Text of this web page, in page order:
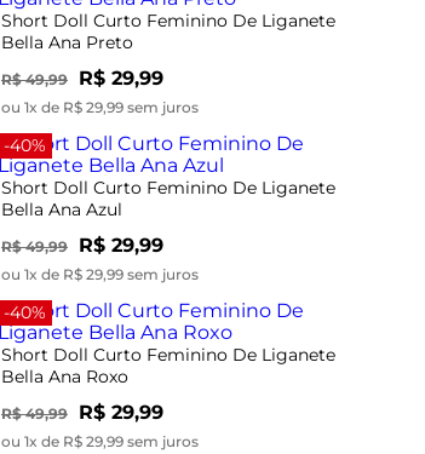
Short Doll Curto Feminino De Liganete
Bella Ana Preto
R$ 49,99 R$ 29,99
ou 1x de R$ 29,99 sem juros
-40%
Short Doll Curto Feminino De Liganete
Bella Ana Azul
R$ 49,99 R$ 29,99
ou 1x de R$ 29,99 sem juros
-40%
Short Doll Curto Feminino De Liganete
Bella Ana Roxo
R$ 49,99 R$ 29,99
ou 1x de R$ 29,99 sem juros